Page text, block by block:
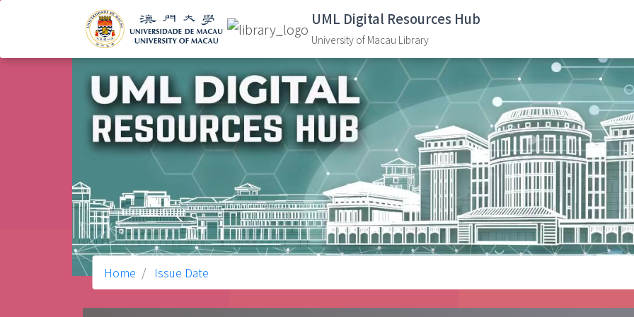
UML Digital Resources Hub
University of Macau Library
Home Issue Date